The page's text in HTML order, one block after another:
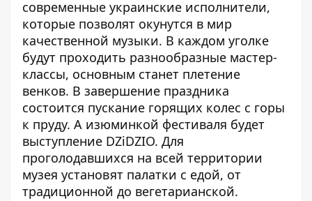
современные украинские исполнители,
которые позволят окунутся в мир
качественной музыки. В каждом уголке
будут проходить разнообразные мастер-
классы, основным станет плетение
венков. В завершение праздника
состоится пускание горящих колес с горы
к пруду. А изюминкой фестиваля будет
выступление DZiDZIO. Для
проголодавшихся на всей территории
музея установят палатки с едой, от
традиционной до вегетарианской.